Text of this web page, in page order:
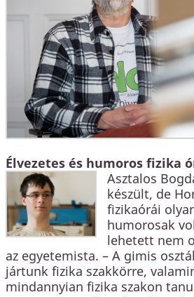
Élvezetes és humoros fizika
Asztalos
készült, de
fizikaórái
humorosak
lehetett nem
az egyetemista. – A gimis
jártunk fizika szakkörre,
mindannyian fizika szakon